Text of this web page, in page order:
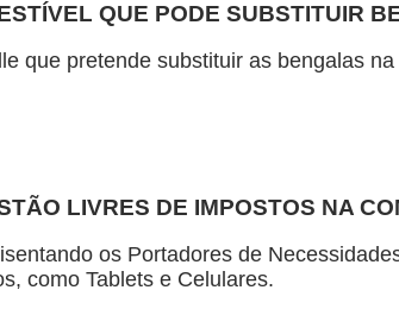
QUE PODE SUBSTITUIR
que pretende substituir as bengalas
LIVRES DE IMPOSTOS NA
os Portadores de
como Tablets e Celulares.